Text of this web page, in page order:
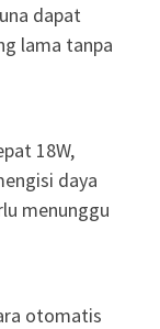
dapat
lama tanpa
18W,
daya
menunggu
otomatis